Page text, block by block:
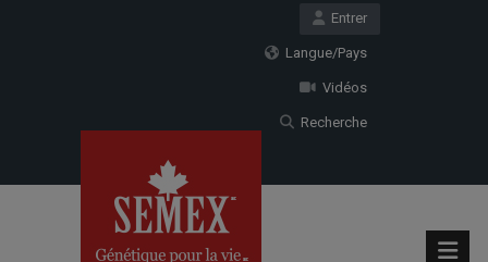
Entrer
Langue/Pays
Vidéos
Recherche